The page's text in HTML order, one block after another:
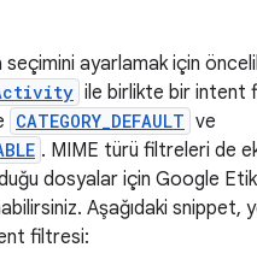
ayarlamak için
ile birlikte bir intent
CATEGORY_DEFAULT ve
. MIME türü filtreleri de
dosyalar için Google
Aşağıdaki snippet,
filtresi: